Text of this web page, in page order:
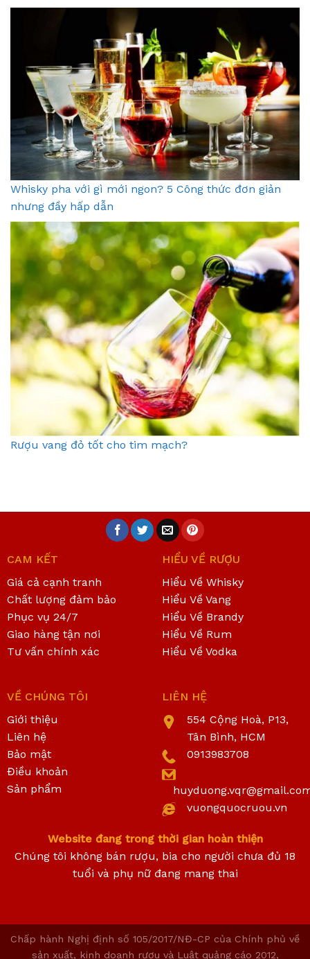
Whisky pha với gì mới ngon? 5 Công thức đơn giản
nhưng đầy hấp dẫn
Rượu vang đỏ tốt cho tim mạch?
CAM KẾT
Giá cả cạnh tranh
Chất lượng đảm bảo
Phục vụ 24/7
Giao hàng tận nơi
Tư vấn chính xác
HIỂU VỀ RƯỢU
Hiểu Về Whisky
Hiểu Về Vang
Hiểu Về Brandy
Hiểu Về Rum
Hiểu Về Vodka
VỀ CHÚNG TÔI
Giới thiệu
Liên hệ
Bảo mật
Điều khoản
Sản phẩm
LIÊN HỆ
554 Cộng Hoà, P13,
Tân Bình, HCM
0913983708
vuongquocruou.vn
Website đang trong thời gian hoàn thiện
Chúng tôi không bán rượu, bia cho người chưa đủ 18
tuổi và phụ nữ đang mang thai
Chấp hành Nghị định số 105/2017/NĐ-CP của Chính phủ về
sản xuất, kinh doanh rượu và Luật quảng cáo 2012,